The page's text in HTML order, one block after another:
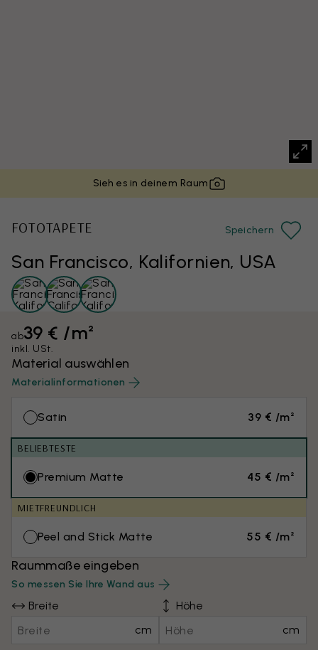
Sieh es in deinem Raum
San Francisco, Kalifornien, USA
FOTOTAPETE Speichern
ab39 € /m²
inkl. USt.
Material auswählen
Materialinformationen
Satin 39 € /m²
BELIEBTESTE
Premium Matte 45 € /m²
MIETFREUNDLICH
Peel and Stick Matte 55 € /m²
Raummaße eingeben
So messen Sie Ihre Wand aus
Breite
cm
Höhe
cm